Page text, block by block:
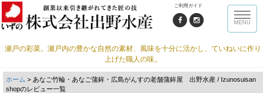
ご利用ガイド
Toggle
MENU
瀬戸の彩菜。瀬戸内の豊かな自然の素材、風味を十分に活かし、ていねいに作り
上げた職人の味。
ホーム > あなご竹輪・あなご蒲鉾・広島がんすの老舗蒲鉾屋 出野水産 / Izunosuisan
shopのレビュー一覧